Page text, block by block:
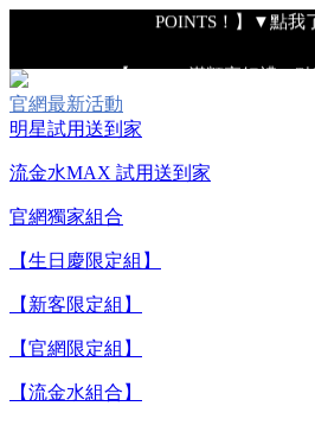
【綁定中信LINE Pay卡享最高
【重要公告】IPSA 無法驗證非官方
【全新流金水MAX 百元試用送到家
官網最新活動
明星試用送到家
流金水MAX 試用送到家
官網獨家組合
【生日慶限定組】
【新客限定組】
【官網限定組】
【流金水組合】